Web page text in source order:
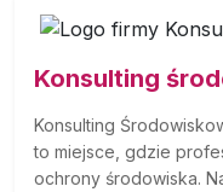
Konsulting
Konsulting
to miejsce, gdzie
ochrony środowiska.